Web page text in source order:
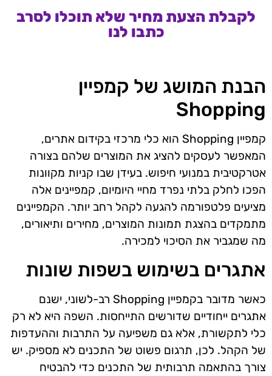
לקבלת הצעת מחיר שלא תוכלו לסרב
כתבו לנו
הבנת המושג של קמפיין
Shopping
קמפיין Shopping הוא כלי מרכזי בקידום אתרים,
המאפשר לעסקים להציג את המוצרים שלהם בצורה
אטרקטיבית במנועי חיפוש. בעידן שבו קניות מקוונות
הפכו לחלק בלתי נפרד מחיי היומיום, קמפיינים אלה
מציעים פלטפורמה להגעה לקהל רחב יותר. הקמפיינים
מתמקדים בהצגת תמונות המוצרים, מחירים ותיאורים,
מה שמגביר את הסיכוי למכירה.
אתגרים בשימוש בשפות שונות
כאשר מדובר בקמפיין Shopping רב-לשוני, ישנם
אתגרים ייחודיים שדורשים התייחסות. השפה היא לא רק
כלי לתקשורת, אלא גם משפיעה על התרבות וההעדפות
של הקהל. לכן, תרגום פשוט של התכנים לא מספיק. יש
צורך בהתאמה תרבותית של התכנים כדי להבטיח